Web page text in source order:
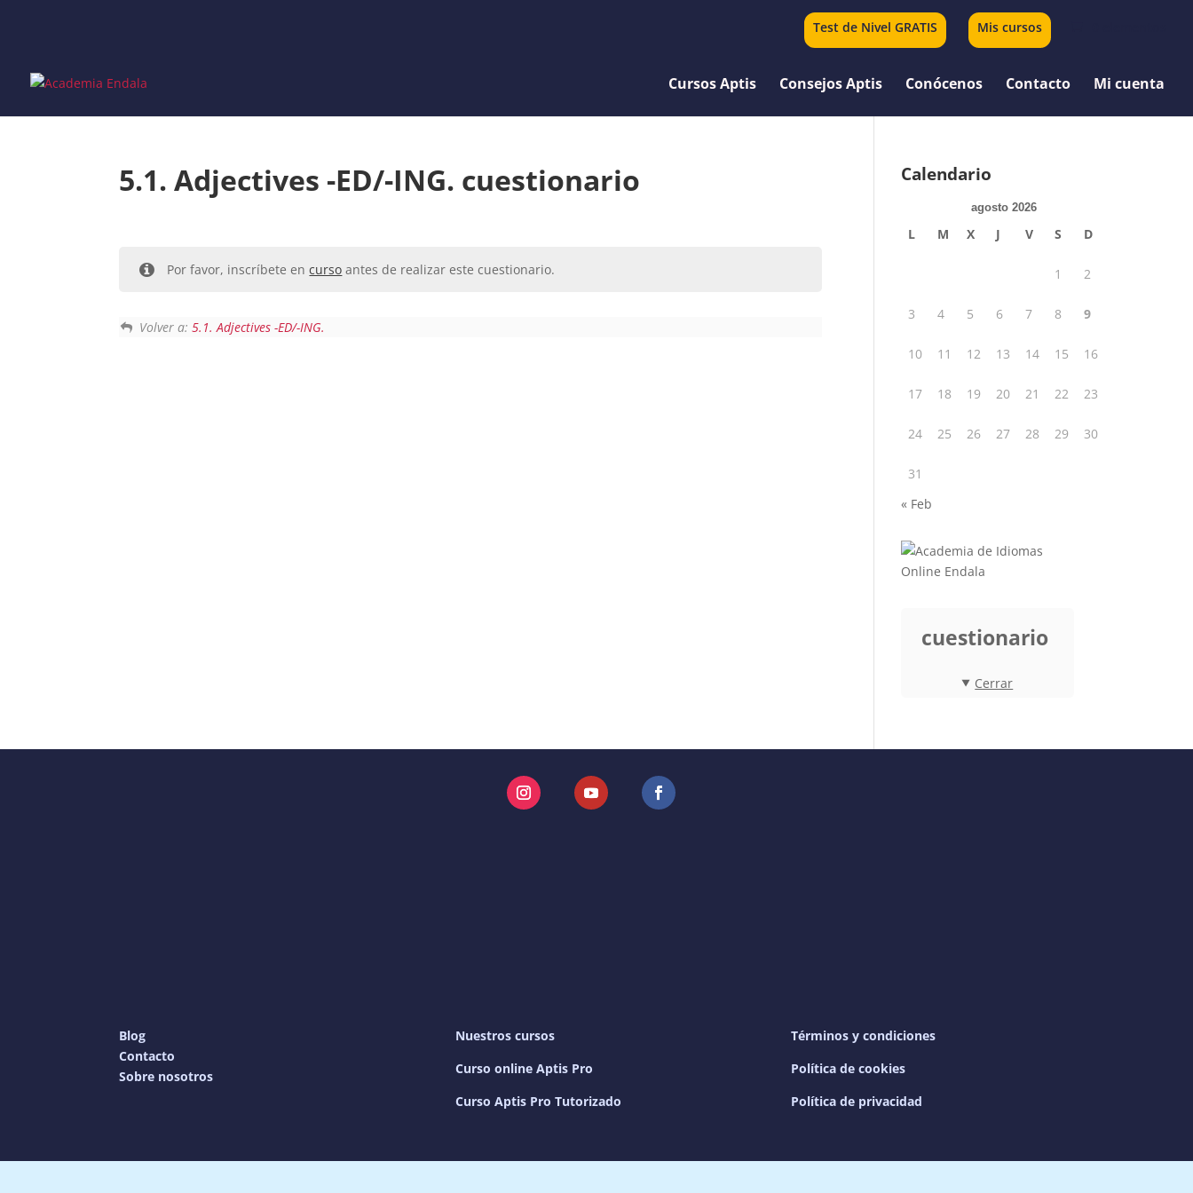
Test de Nivel GRATIS Mis cursos
Cursos Aptis Consejos Aptis Conócenos Contacto Mi cuenta
5.1. Adjectives -ED/-ING. cuestionario
Por favor, inscríbete encurso antes de realizar este cuestionario.
Volver a:5.1. Adjectives -ED/-ING.
Calendario
agosto 2026
L M X J V S D
1 2
3 4 5 6 7 8 9
10 11 12 13 14 15 16
17 18 19 20 21 22 23
24 25 26 27 28 29 30
31
« Feb
cuestionario
Cerrar
Instagram YouTube Facebook
Blog
Contacto
Sobre nosotros
Nuestros cursos
Curso online Aptis Pro
Curso Aptis Pro Tutorizado
Términos y condiciones
Política de cookies
Política de privacidad